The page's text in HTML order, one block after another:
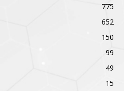
775
652
150
99
49
15